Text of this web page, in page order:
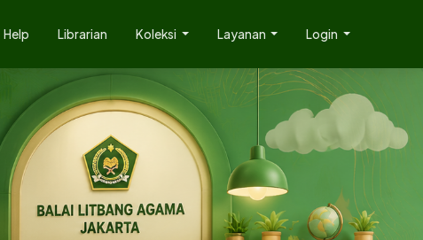
Help Librarian Koleksi Layanan Login